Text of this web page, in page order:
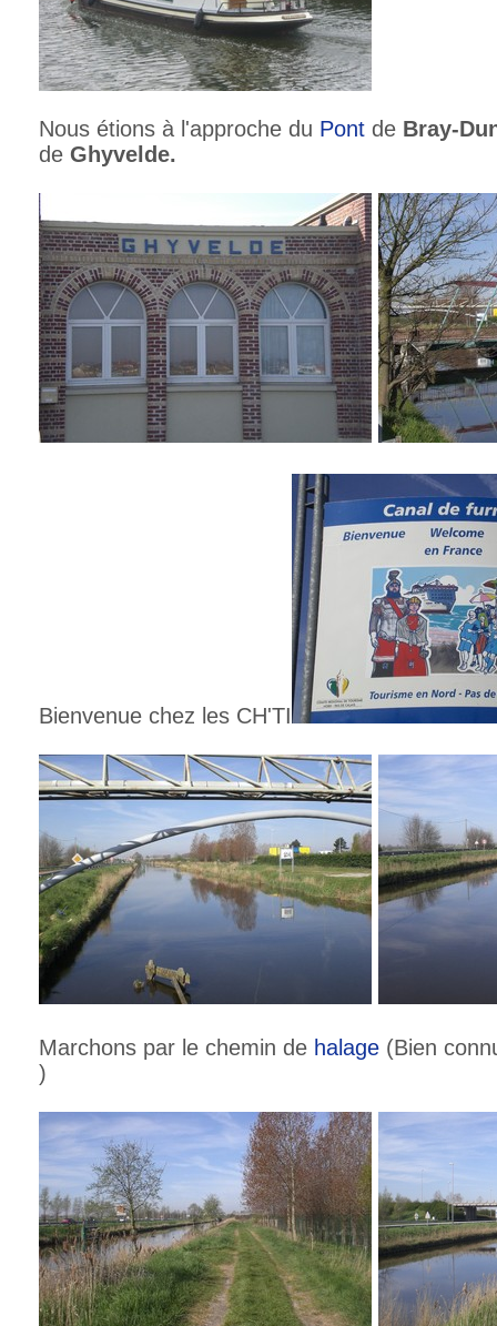
Nous étions à l'approche du Pont de Bray-
de Ghyvelde.
Bienvenue chez les CH'TI
Marchons par le chemin de halage (Bien
)